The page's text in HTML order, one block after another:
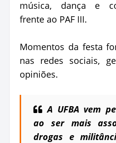
música, dança e
frente ao PAF III.
Momentos da festa
nas redes sociais,
opiniões.
A UFBA vem
ao ser mais
drogas e